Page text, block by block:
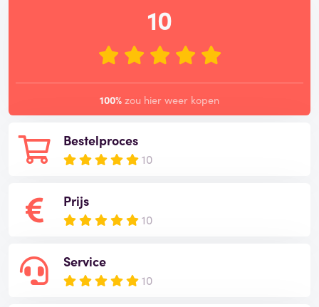
Bestelproces
10
Prijs
10
Service
10
10
100% zou hier weer kopen